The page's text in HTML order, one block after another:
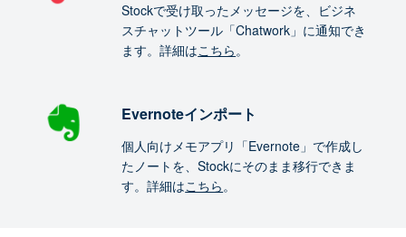
Stockで受け取ったメッセージを、ビジネ
スチャットツール「Chatwork」に通知でき
ます。詳細はこちら。
Evernoteインポート
個人向けメモアプリ「Evernote」で作成し
たノートを、Stockにそのまま移行できま
す。詳細はこちら。